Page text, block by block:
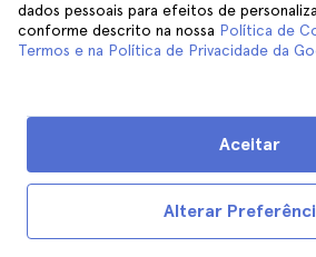
Mais eventos desportivos
Bilhetes New York Yankees
Bilhetes Pittsburgh Steelers
dados pessoais para efeitos de
conforme descrito na nossa Política de
Termos e na Política de Privacidade da
Alterar
Aceitar